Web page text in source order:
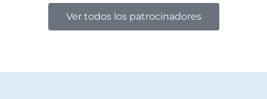
Ver todos los patrocinadores